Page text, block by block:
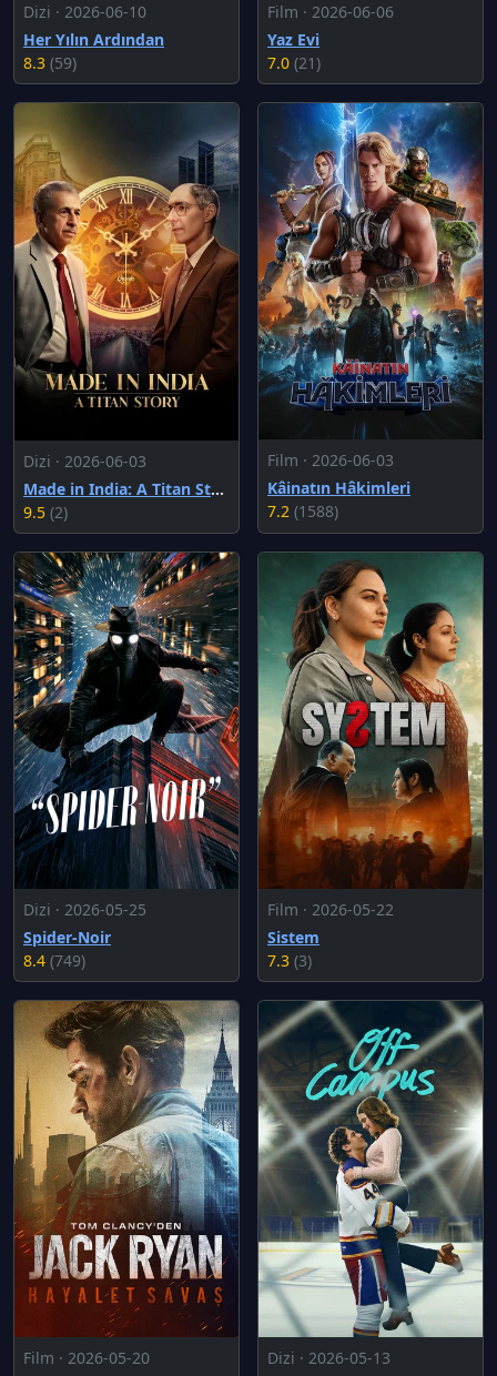
Dizi · 2026-06-10
Her Yılın Ardından
8.3 (59)
Film · 2026-06-06
Yaz Evi
7.0 (21)
Dizi · 2026-06-03
Made in India: A Titan Story
9.5 (2)
Film · 2026-06-03
Kâinatın Hâkimleri
7.2 (1588)
Dizi · 2026-05-25
Spider-Noir
8.4 (749)
Film · 2026-05-22
Sistem
7.3 (3)
Film · 2026-05-20
Dizi · 2026-05-13